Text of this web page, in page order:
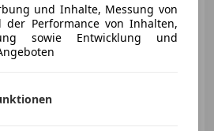
Diesel
110 kW (150 PS)
und Inhalte, Messung von
der Performance von Inhalten,
sowie Entwicklung und